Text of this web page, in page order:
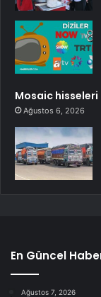
Mosaic
Ağustos 6, 2026
En Güncel
Ağustos 7, 2026